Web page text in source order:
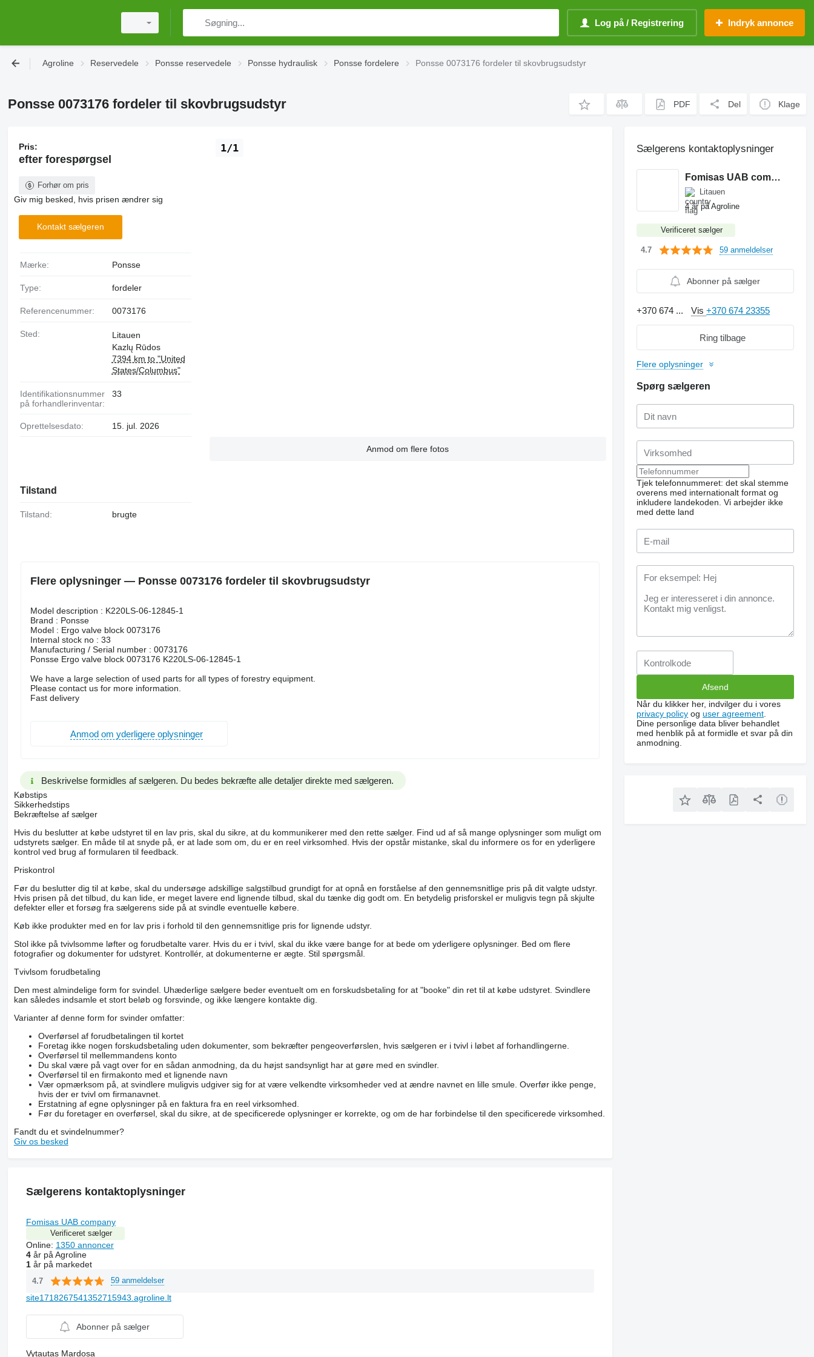
Log på / Registrering Indryk annonce
Agroline Reservedele Ponsse reservedele Ponsse hydraulisk Ponsse fordelere Ponsse 0073176 fordeler til skovbrugsudstyr
Ponsse 0073176 fordeler til skovbrugsudstyr PDF Del Klage
1/1
Anmod om flere fotos
Pris:
efter forespørgsel
Forhør om pris
Giv mig besked, hvis prisen ændrer sig
Kontakt sælgeren
Mærke: Ponsse
Type: fordeler
Referencenummer: 0073176
Sted:
Litauen
Kazlų Rūdos
7394 km to "United
States/Columbus"
Identifikationsnummer
på forhandlerinventar:
33
Oprettelsesdato: 15. jul. 2026
Tilstand
Tilstand: brugte
Flere oplysninger — Ponsse 0073176 fordeler til skovbrugsudstyr
Model description : K220LS-06-12845-1
Brand : Ponsse
Model : Ergo valve block 0073176
Internal stock no : 33
Manufacturing / Serial number : 0073176
Ponsse Ergo valve block 0073176 K220LS-06-12845-1
We have a large selection of used parts for all types of forestry equipment.
Please contact us for more information.
Fast delivery
Anmod om yderligere oplysninger
Beskrivelse formidles af sælgeren. Du bedes bekræfte alle detaljer direkte med sælgeren.
Købstips
Sikkerhedstips
Bekræftelse af sælger
Hvis du beslutter at købe udstyret til en lav pris, skal du sikre, at du kommunikerer med den rette sælger. Find ud af så mange oplysninger som muligt om
udstyrets sælger. En måde til at snyde på, er at lade som om, du er en reel virksomhed. Hvis der opstår mistanke, skal du informere os for en yderligere
kontrol ved brug af formularen til feedback.
Priskontrol
Før du beslutter dig til at købe, skal du undersøge adskillige salgstilbud grundigt for at opnå en forståelse af den gennemsnitlige pris på dit valgte udstyr.
Hvis prisen på det tilbud, du kan lide, er meget lavere end lignende tilbud, skal du tænke dig godt om. En betydelig prisforskel er muligvis tegn på skjulte
defekter eller et forsøg fra sælgerens side på at svindle eventuelle købere.
Køb ikke produkter med en for lav pris i forhold til den gennemsnitlige pris for lignende udstyr.
Stol ikke på tvivlsomme løfter og forudbetalte varer. Hvis du er i tvivl, skal du ikke være bange for at bede om yderligere oplysninger. Bed om flere
fotografier og dokumenter for udstyret. Kontrollér, at dokumenterne er ægte. Stil spørgsmål.
Tvivlsom forudbetaling
Den mest almindelige form for svindel. Uhæderlige sælgere beder eventuelt om en forskudsbetaling for at "booke" din ret til at købe udstyret. Svindlere
kan således indsamle et stort beløb og forsvinde, og ikke længere kontakte dig.
Varianter af denne form for svinder omfatter:
Overførsel af forudbetalingen til kortet
Foretag ikke nogen forskudsbetaling uden dokumenter, som bekræfter pengeoverførslen, hvis sælgeren er i tvivl i løbet af forhandlingerne.
Overførsel til mellemmandens konto
Du skal være på vagt over for en sådan anmodning, da du højst sandsynligt har at gøre med en svindler.
Overførsel til en firmakonto med et lignende navn
Vær opmærksom på, at svindlere muligvis udgiver sig for at være velkendte virksomheder ved at ændre navnet en lille smule. Overfør ikke penge,
hvis der er tvivl om firmanavnet.
Erstatning af egne oplysninger på en faktura fra en reel virksomhed.
Før du foretager en overførsel, skal du sikre, at de specificerede oplysninger er korrekte, og om de har forbindelse til den specificerede virksomhed.
Fandt du et svindelnummer?
Giv os besked
Sælgerens kontaktoplysninger
Fomisas UAB company
Verificeret sælger
Online: 1350 annoncer
4år på Agroline
1år på markedet
4.7 59 anmeldelser
site1718267541352715943.agroline.lt
Abonner på sælger
Vytautas Mardosa
Sælgerens kontaktoplysninger
Fomisas UAB company
Litauen
4 år på Agroline
Verificeret sælger
4.7 59 anmeldelser
Abonner på sælger
+370 674 ... Vis+370 674 23355
Ring tilbage
Flere oplysninger
Spørg sælgeren
Tjek telefonnummeret: det skal stemme
overens med internationalt format og
inkludere landekoden. Vi arbejder ikke
med dette land
Når du klikker her, indvilger du i vores
privacy policy oguser agreement
Dine personlige data bliver behandlet
med henblik på at formidle et svar på din
anmodning.